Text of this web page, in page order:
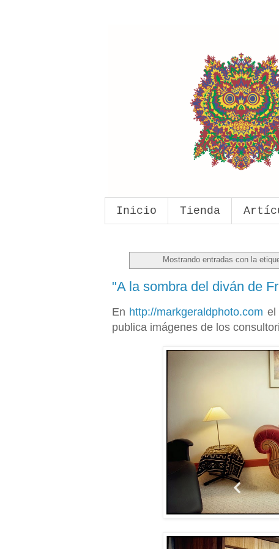
Inicio Tienda
Mostrando entradas con la
"A la sombra del diván de
En http://markgeraldphoto.com el
publica imágenes de los